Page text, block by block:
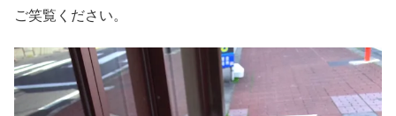
ご笑覧ください。